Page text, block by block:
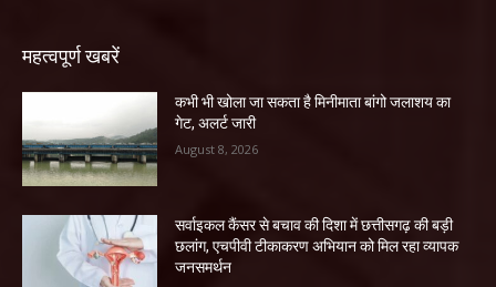
महत्वपूर्ण खबरें
कभी भी खोला जा सकता है मिनीमाता बांगो जलाशय का
गेट, अलर्ट जारी
August 8, 2026
सर्वाइकल कैंसर से बचाव की दिशा में छत्तीसगढ़ की बड़ी
छलांग, एचपीवी टीकाकरण अभियान को मिल रहा व्यापक
जनसमर्थन